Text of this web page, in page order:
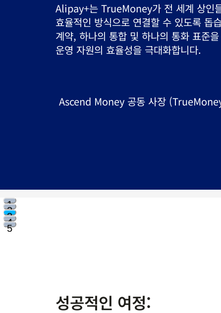
소비자들은 당사 플랫폼에서 디지털 콘텐
구매할 수 있으며, 개발자들은 자사 앱을
사용자에게 안전하게 배포할 수 있게 되었
앞으로도 파트너십을 더욱 심화하고,사용
1
2
3
4
5
성공적인 여정: